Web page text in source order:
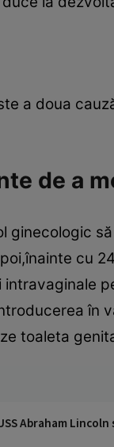
a doua
de a
ginecologic
cu
în
toaleta
Abraham